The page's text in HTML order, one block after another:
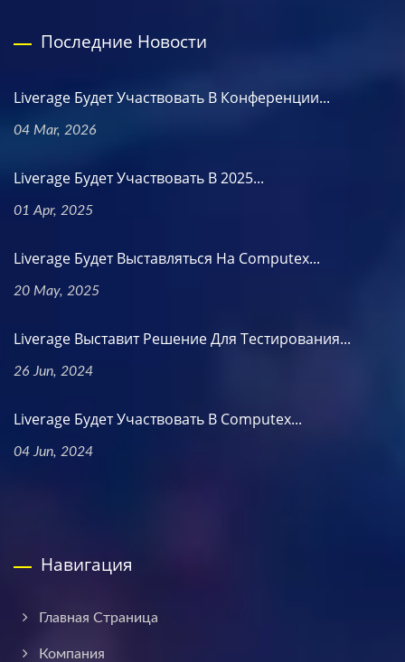
Последние Новости
Liverage Будет Участвовать В Конференции...
04 Mar, 2026
Liverage Будет Участвовать В 2025...
01 Apr, 2025
Liverage Будет Выставляться На Computex...
20 May, 2025
Liverage Выставит Решение Для Тестирования...
26 Jun, 2024
Liverage Будет Участвовать В Computex...
04 Jun, 2024
Навигация
Главная Страница
Компания